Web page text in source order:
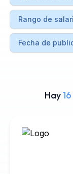
Hay16